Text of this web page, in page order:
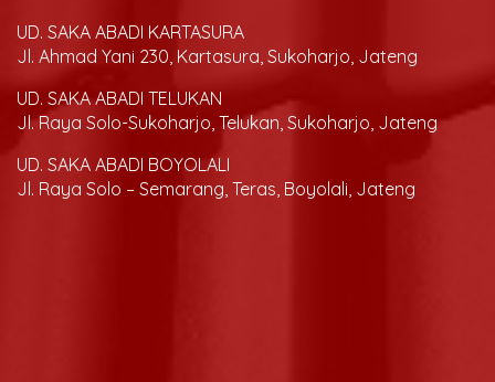
UD. SAKA ABADI KARTASURA
Jl. Ahmad Yani 230, Kartasura, Sukoharjo, Jateng
UD. SAKA ABADI TELUKAN
Jl. Raya Solo-Sukoharjo, Telukan, Sukoharjo, Jateng
UD. SAKA ABADI BOYOLALI
Jl. Raya Solo – Semarang, Teras, Boyolali, Jateng